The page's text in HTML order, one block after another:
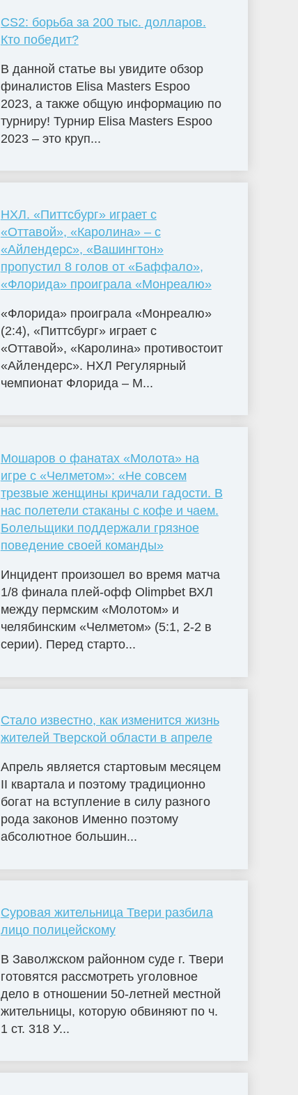
CS2: борьба за 200 тыс. долларов.
Кто победит?
В данной статье вы увидите обзор
финалистов Elisa Masters Espoо
2023, а также общую информацию по
турниру! Турнир Elisa Masters Espoo
2023 – это круп...
НХЛ. «Питтсбург» играет с
«Оттавой», «Каролина» – с
«Айлендерс», «Вашингтон»
пропустил 8 голов от «Баффало»,
«Флорида» проиграла «Монреалю»
«Флорида» проиграла «Монреалю»
(2:4), «Питтсбург» играет с
«Оттавой», «Каролина» противостоит
«Айлендерс». НХЛ Регулярный
чемпионат Флорида – М...
Мошаров о фанатах «Молота» на
игре с «Челметом»: «Не совсем
трезвые женщины кричали гадости. В
нас полетели стаканы с кофе и чаем.
Болельщики поддержали грязное
поведение своей команды»
Инцидент произошел во время матча
1/8 финала плей-офф Olimpbet ВХЛ
между пермским «Молотом» и
челябинским «Челметом» (5:1, 2-2 в
серии). Перед старто...
Стало известно, как изменится жизнь
жителей Тверской области в апреле
Апрель является стартовым месяцем
II квартала и поэтому традиционно
богат на вступление в силу разного
рода законов Именно поэтому
абсолютное большин...
Суровая жительница Твери разбила
лицо полицейскому
В Заволжском районном суде г. Твери
готовятся рассмотреть уголовное
дело в отношении 50-летней местной
жительницы, которую обвиняют по ч.
1 ст. 318 У...